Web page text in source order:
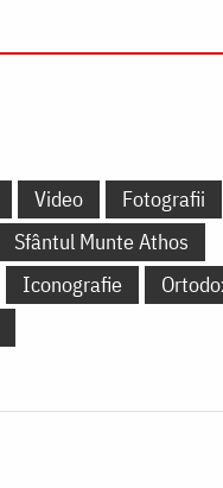
Video
Fotografii
Sfântul Munte Athos
Iconografie